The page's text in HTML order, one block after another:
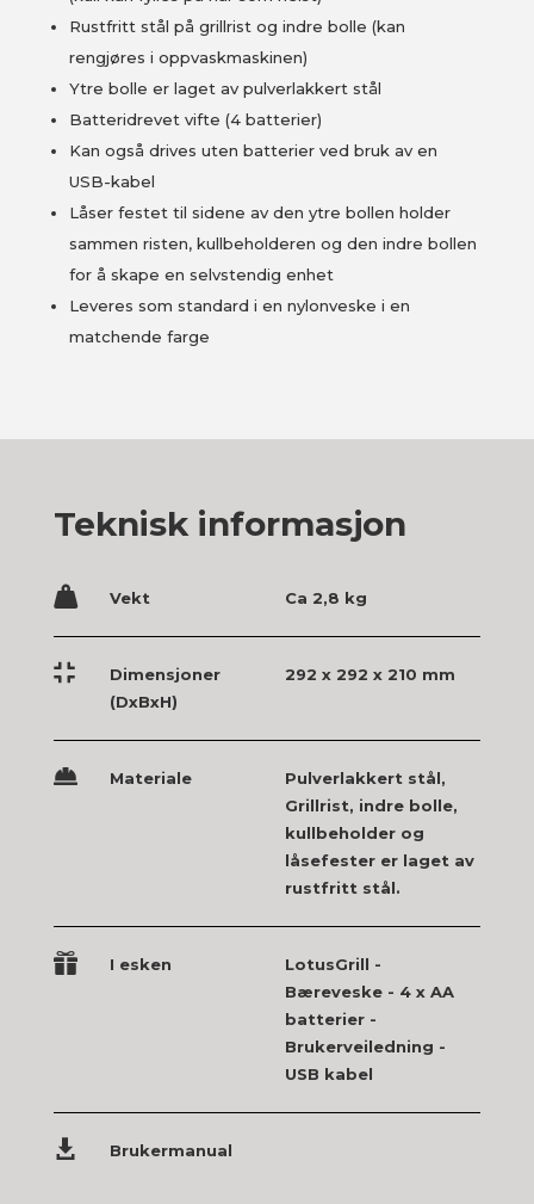
Rustfritt stål på grillrist og indre bolle (kan
rengjøres i oppvaskmaskinen)
Ytre bolle er laget av pulverlakkert stål
Batteridrevet vifte (4 batterier)
Kan også drives uten batterier ved bruk av en
USB-kabel
Låser festet til sidene av den ytre bollen holder
sammen risten, kullbeholderen og den indre bollen
for å skape en selvstendig enhet
Leveres som standard i en nylonveske i en
matchende farge
Teknisk informasjon
 Vekt Ca 2,8 kg

Dimensjoner
(DxBxH)
292 x 292 x 210 mm
 Materiale
Pulverlakkert stål,
Grillrist, indre bolle,
kullbeholder og
låsefester er laget av
rustfritt stål.
 I esken
LotusGrill -
Bæreveske - 4 x AA
batterier -
Brukerveiledning -
USB kabel
 Brukermanual